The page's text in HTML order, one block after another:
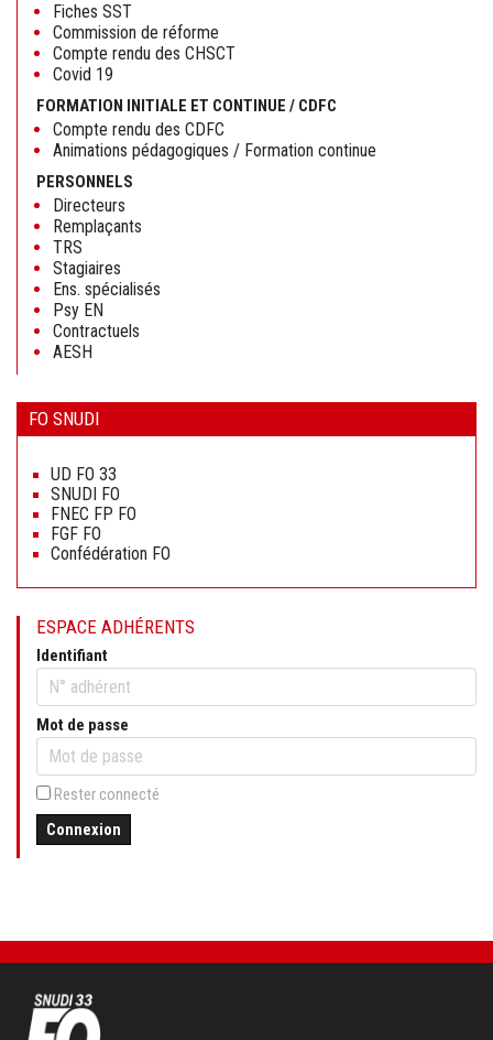
Fiches SST
Commission de réforme
Compte rendu des CHSCT
Covid 19
FORMATION INITIALE ET CONTINUE / CDFC
Compte rendu des CDFC
Animations pédagogiques / Formation continue
PERSONNELS
Directeurs
Remplaçants
TRS
Stagiaires
Ens. spécialisés
Psy EN
Contractuels
AESH
FO SNUDI
contenu
UD FO 33
SNUDI FO
FNEC FP FO
FGF FO
Confédération FO
ESPACE ADHÉRENTS
Identifiant
Mot de passe
Rester connecté
Connexion